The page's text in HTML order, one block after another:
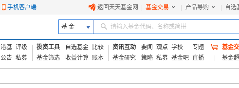
手机客户端 返回天天基金网 基金交易 产品导购 自选
基 金 请输入基金代码、名称或简拼
港基 评级
公告 私募
投资工具 自选基金
比较
基金筛选
收益计算 账本
资讯互动 要闻 观点 学校
专题
基金研究
策略 私募 基金吧 直播
基金
基金